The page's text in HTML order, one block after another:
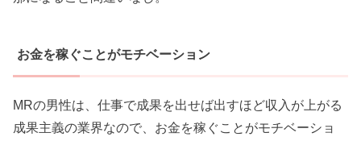
お金を稼ぐことがモチベーション
MRの男性は、仕事で成果を出せば出すほど収入が上がる
成果主義の業界なので、お金を稼ぐことがモチベーショ